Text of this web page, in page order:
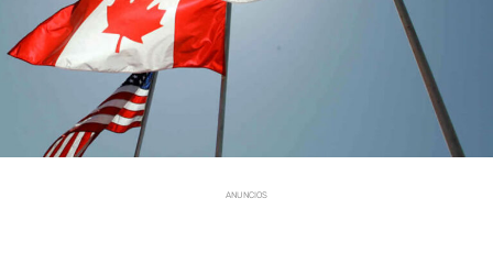
ANUNCIOS